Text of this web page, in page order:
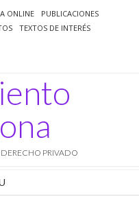
ONLINE
PUBLICACIONES
TEXTOS DE INTERÉS
PRIVADO